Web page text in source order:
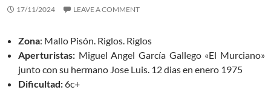
17/11/2024 LEAVE A COMMENT
Zona: Mallo Pisón. Riglos. Riglos
Aperturistas: Miguel Angel García Gallego «El Murciano»
junto con su hermano Jose Luis. 12 dias en enero 1975
Dificultad:6c+